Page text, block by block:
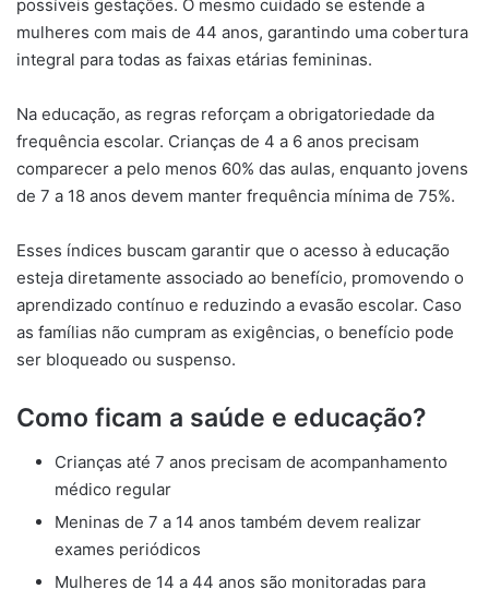
possíveis gestações. O mesmo cuidado se estende a
mulheres com mais de 44 anos, garantindo uma cobertura
integral para todas as faixas etárias femininas.
Na educação, as regras reforçam a obrigatoriedade da
frequência escolar. Crianças de 4 a 6 anos precisam
comparecer a pelo menos 60% das aulas, enquanto jovens
de 7 a 18 anos devem manter frequência mínima de 75%.
Esses índices buscam garantir que o acesso à educação
esteja diretamente associado ao benefício, promovendo o
aprendizado contínuo e reduzindo a evasão escolar. Caso
as famílias não cumpram as exigências, o benefício pode
ser bloqueado ou suspenso.
Como ficam a saúde e educação?
Crianças até 7 anos precisam de acompanhamento
médico regular
Meninas de 7 a 14 anos também devem realizar
exames periódicos
Mulheres de 14 a 44 anos são monitoradas para